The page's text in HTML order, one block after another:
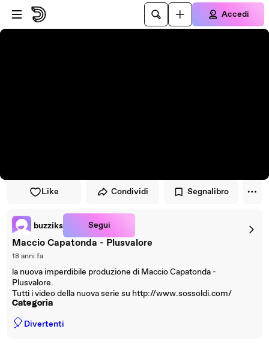
Vai al lettore
Passa al contenuto principale
Accedi
Like Condividi Segnalibro
buzziks Segui
Maccio Capatonda - Plusvalore
18 anni fa
la nuova imperdibile produzione di Maccio Capatonda -
Plusvalore.
Tutti i video della nuova serie su http://www.sossoldi.com/
Categoria
🎈 Divertenti